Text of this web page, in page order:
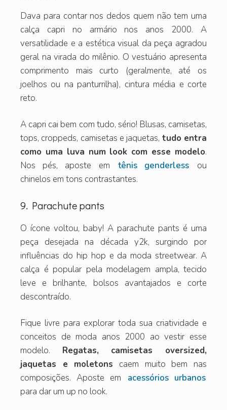
Dava para contar nos dedos quem não tem uma
calça capri no armário nos anos 2000. A
versatilidade e a estética visual da peça agradou
geral na virada do milênio. O vestuário apresenta
comprimento mais curto (geralmente, até os
joelhos ou na panturrilha), cintura média e corte
reto.
A capri cai bem com tudo, sério! Blusas, camisetas,
tops, croppeds, camisetas e jaquetas, tudo entra
como uma luva num look com esse modelo.
Nos pés, aposte em
tênis genderless ou
chinelos em tons contrastantes.
9. Parachute pants
O ícone voltou, baby! A parachute pants é uma
peça desejada na década y2k, surgindo por
influências do hip hop e da moda streetwear. A
calça é popular pela modelagem ampla, tecido
leve e brilhante, bolsos avantajados e corte
descontraído.
Fique livre para explorar toda sua criatividade e
conceitos de moda anos 2000 ao vestir esse
modelo. Regatas, camisetas oversized,
jaquetas e moletons caem muito bem nas
composições. Aposte em
acessórios urbanos
para dar um up no look.